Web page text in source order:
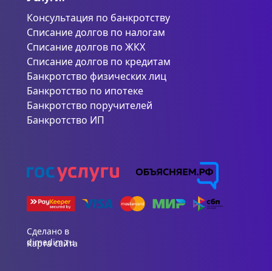
Сделано в
dimadim.ru
Карта сайта
Консультация по банкротству
Списание долгов по налогам
Списание долгов по ЖКХ
Списание долгов по кредитам
Банкротство физических лиц
Банкротство по ипотеке
Банкротство поручителей
Банкротство ИП